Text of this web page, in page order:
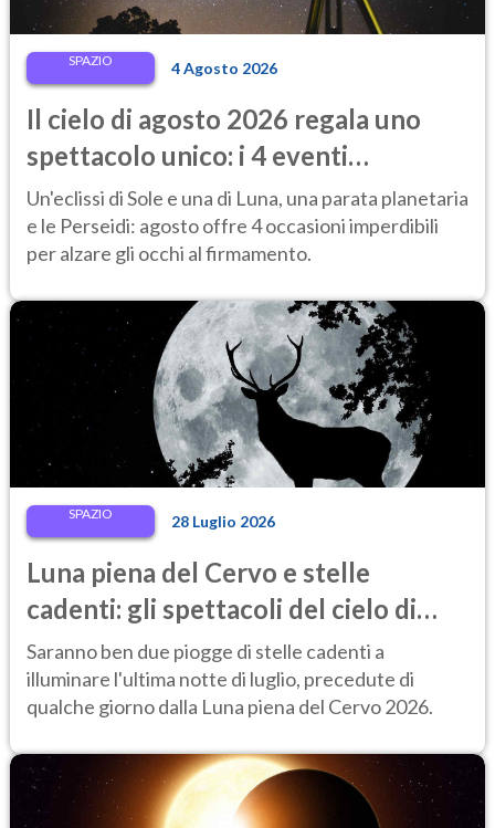
SPAZIO 4 Agosto 2026
Il cielo di agosto 2026 regala uno
spettacolo unico: i 4 eventi
astronomici da vedere
Un'eclissi di Sole e una di Luna, una parata planetaria
e le Perseidi: agosto offre 4 occasioni imperdibili
per alzare gli occhi al firmamento.
SPAZIO 28 Luglio 2026
Luna piena del Cervo e stelle
cadenti: gli spettacoli del cielo di
fine luglio 2026 da non perdere
Saranno ben due piogge di stelle cadenti a
illuminare l'ultima notte di luglio, precedute di
qualche giorno dalla Luna piena del Cervo 2026.